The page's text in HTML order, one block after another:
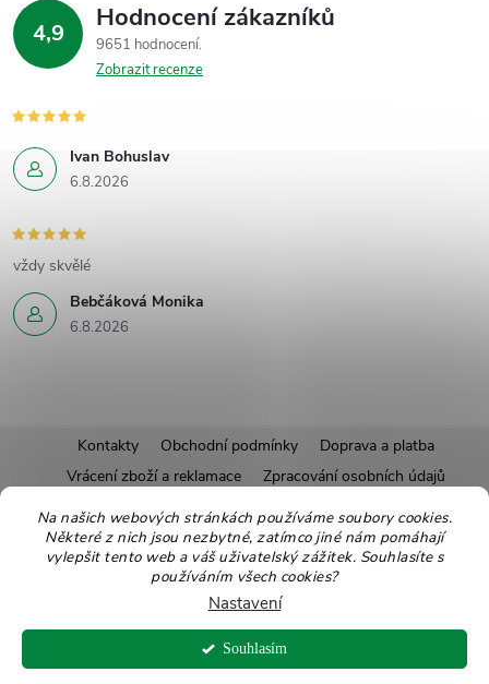
Na našich webových stránkách používáme soubory cookies.
Některé z nich jsou nezbytné, zatímco jiné nám pomáhají
vylepšit tento web a váš uživatelský zážitek. Souhlasíte s
používáním všech cookies?
Nastavení
Souhlasím
4,9 Hodnocení zákazníků
9651 hodnocení
Zobrazit recenze
Ivan Bohuslav
6.8.2026
Bebčáková Monika
6.8.2026
vždy skvělé
á
Kontakty Obchodní podmínky
Doprava a platba
Vrácení zboží a reklamace
Zpracování osobních údajů
Pravidla soutěží
Affiliate program
Recepty
Pro nové dodavatele
Ekologické balení Moje objednávka
Copyright 2026Zdravoslav. Všechna práva vyhrazena.Upravit nastavení
cookies